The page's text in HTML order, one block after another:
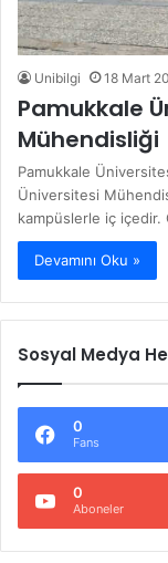
Unibilgi 18 Mart
Pamukkale
Mühendisliği
Pamukkale
Üniversitesi
kampüslerle iç
Devamını Oku »
Sosyal Medya
0
Fans
0
Aboneler